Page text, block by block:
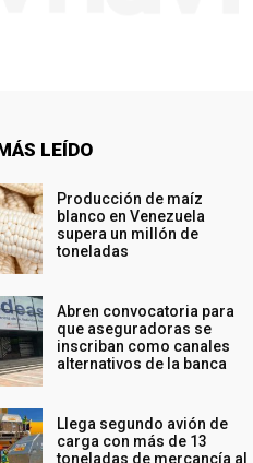
LEÍDO
Producción de maíz
blanco en Venezuela
supera un millón de
toneladas
Abren convocatoria para
que aseguradoras se
inscriban como canales
alternativos de la banca
Llega segundo avión de
carga con más de 13
toneladas de mercancía al